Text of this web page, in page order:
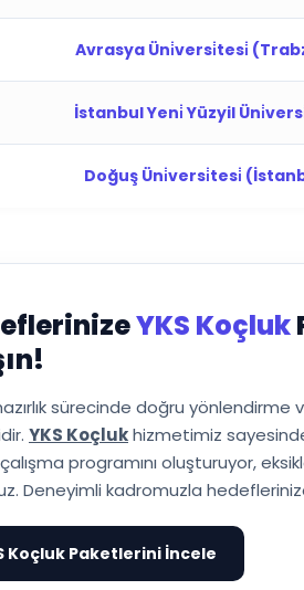
Avrasya Üni̇versi̇tesi̇
İstanbul Yeni̇ Yüzyil
Doğuş Üni̇versi̇tesi̇
YKS Koçluk
sürecinde doğru
YKS Koçlukhizmetimiz
programını oluşturuyor,
Deneyimli kadromuzla
Koçluk Paketlerini İncele